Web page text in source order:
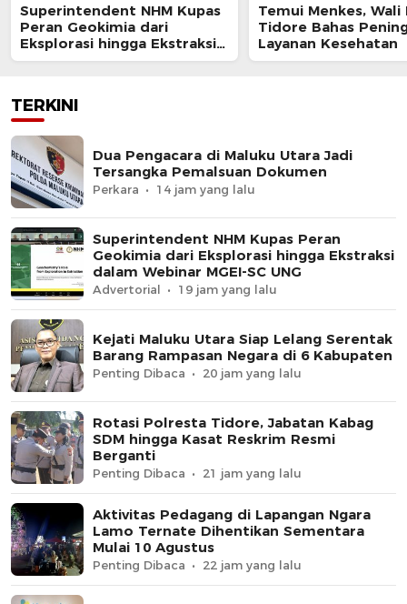
Superintendent NHM Kupas
Peran Geokimia dari
Eksplorasi hingga Ekstraksi
dalam Webinar MGEI-SC UNG
Temui Menkes, Wali
Tidore Bahas
Layanan Kesehatan
TERKINI
Dua Pengacara di Maluku Utara Jadi
Tersangka Pemalsuan Dokumen
Perkara 14 jam yang lalu
Superintendent NHM Kupas Peran
Geokimia dari Eksplorasi hingga Ekstraksi
dalam Webinar MGEI-SC UNG
Advertorial 19 jam yang lalu
Kejati Maluku Utara Siap Lelang Serentak
Barang Rampasan Negara di 6 Kabupaten
Penting Dibaca 20 jam yang lalu
Rotasi Polresta Tidore, Jabatan Kabag
SDM hingga Kasat Reskrim Resmi
Berganti
Penting Dibaca 21 jam yang lalu
Aktivitas Pedagang di Lapangan Ngara
Lamo Ternate Dihentikan Sementara
Mulai 10 Agustus
Penting Dibaca 22 jam yang lalu